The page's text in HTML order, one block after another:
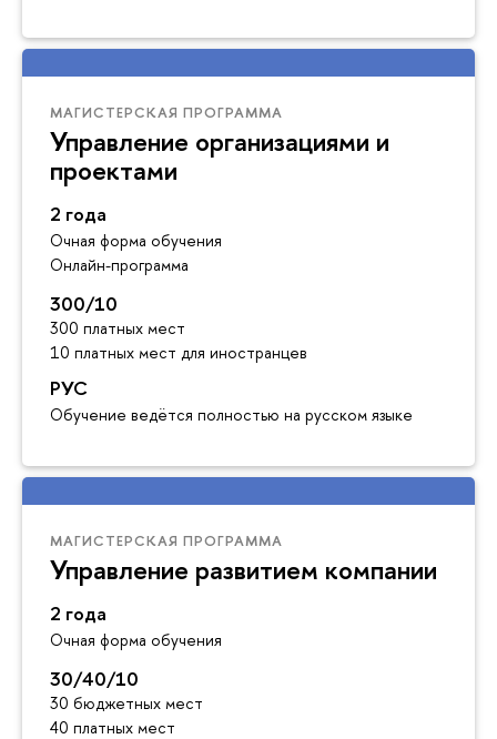
МАГИСТЕРСКАЯ ПРОГРАММА
Управление организациями и
проектами
2 года
Очная форма обучения
Онлайн-программа
300/10
300 платных мест
10 платных мест для иностранцев
РУС
Обучение ведётся полностью на русском языке
МАГИСТЕРСКАЯ ПРОГРАММА
Управление развитием компании
2 года
Очная форма обучения
30/40/10
30 бюджетных мест
40 платных мест